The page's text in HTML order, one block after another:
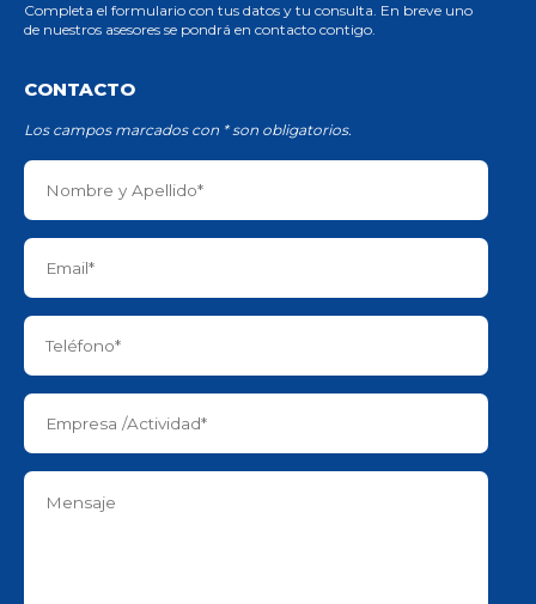
Completa el formulario con tus datos y tu consulta. En breve uno
de nuestros asesores se pondrá en contacto contigo.
CONTACTO
Los campos marcados con * son obligatorios.